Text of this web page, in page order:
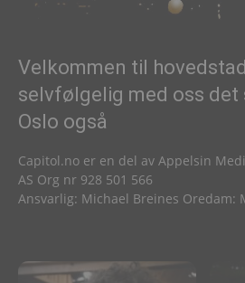
Velkommen til
selvfølgelig med oss det
Oslo også
Capitol.no er en del av Appelsin
AS Org nr 928 501 566
Ansvarlig: Michael Breines Oredam: